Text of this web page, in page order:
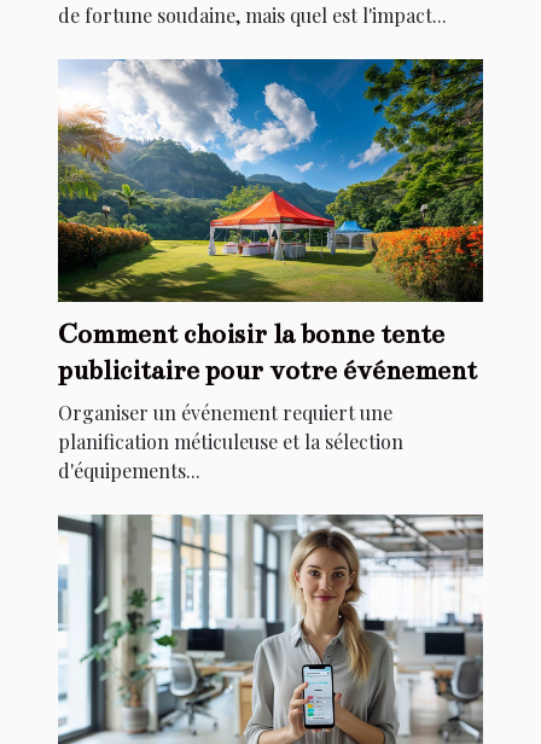
de fortune soudaine, mais quel est l'impact...
Comment choisir la bonne tente
publicitaire pour votre événement
Organiser un événement requiert une
planification méticuleuse et la sélection
d'équipements...